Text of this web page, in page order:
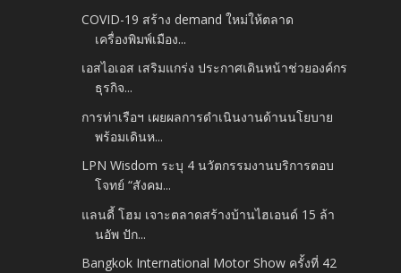
COVID-19 สร้าง demand ใหม่ให้ตลาด
เครื่องพิมพ์เมือง...
เอสไอเอส เสริมแกร่ง ประกาศเดินหน้าช่วยองค์กร
ธุรกิจ...
การท่าเรือฯ เผยผลการดำเนินงานด้านนโยบาย
พร้อมเดินห...
LPN Wisdom ระบุ 4 นวัตกรรมงานบริการตอบ
โจทย์ “สังคม...
แลนดี้ โฮม เจาะตลาดสร้างบ้านไฮเอนด์ 15 ล้า
นอัพ ปัก...
Bangkok International Motor Show ครั้งที่ 42